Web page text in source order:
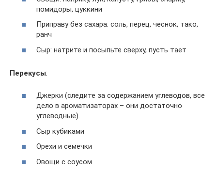
помидоры, цуккини
Приправу без сахара: соль, перец, чеснок, тако,
ранч
Сыр: натрите и посыпьте сверху, пусть тает
Перекусы:
Джерки (следите за содержанием углеводов, все
дело в ароматизаторах – они достаточно
углеводные).
Сыр кубиками
Орехи и семечки
Овощи с соусом